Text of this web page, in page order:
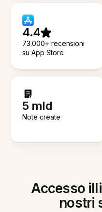
4.4
73.000+ recensioni
su App Store
5 mld
Note create
Accesso
nostri